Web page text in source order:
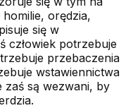
orędzia,
się w
człowiek potrzebuje
przebaczenia
wstawiennictwa
zaś są wezwani, by